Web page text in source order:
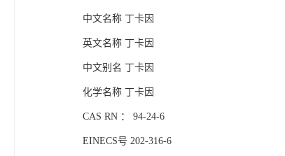
中文名称 丁卡因
英文名称 丁卡因
中文别名 丁卡因
化学名称 丁卡因
CAS RN ： 94-24-6
EINECS号 202-316-6